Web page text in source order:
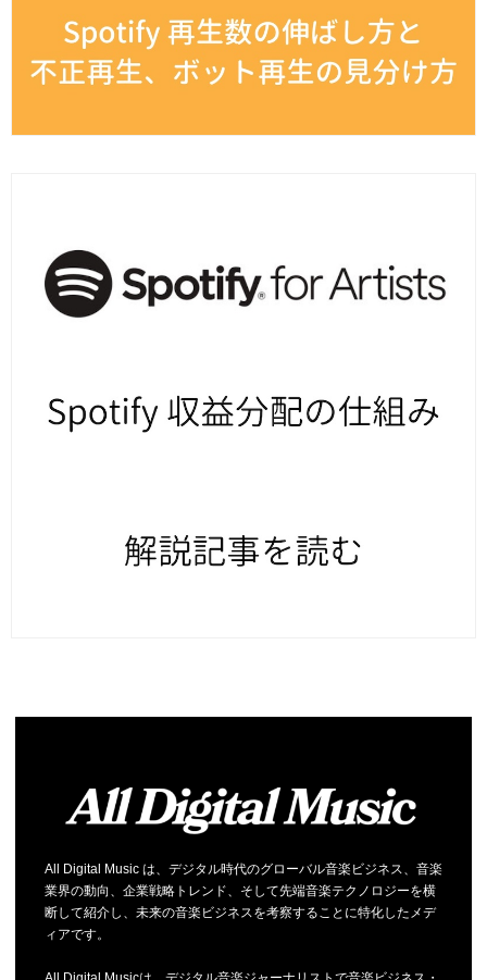
All Digital Music は、デジタル時代のグローバル音楽ビジネス、音楽
業界の動向、企業戦略トレンド、そして先端音楽テクノロジーを横
断して紹介し、未来の音楽ビジネスを考察することに特化したメデ
ィアです。